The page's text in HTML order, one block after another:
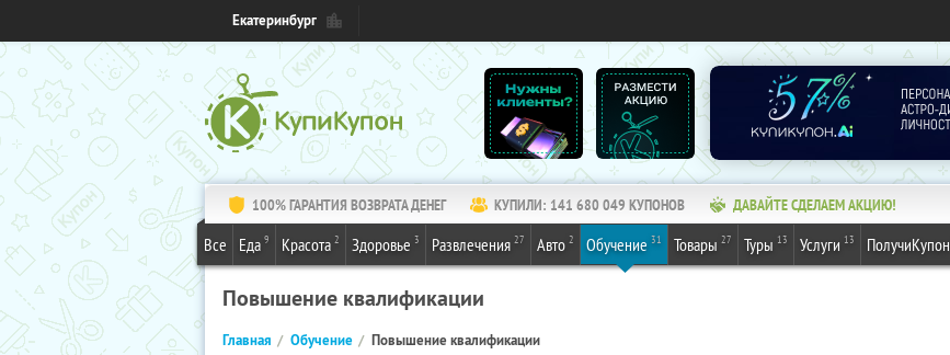
Екатеринбург
100% ГАРАНТИЯ ВОЗВРАТА ДЕНЕГ КУПИЛИ: 141 680 049 КУПОНОВ ДАВАЙТЕ СДЕЛАЕМ АКЦИЮ!
Все Еда 9 Красота 2 Здоровье 3 Развлечения 27 Авто 2 Обучение 31 Товары 27 Туры 13 Услуги 13 ПолучиКупон
Повышение квалификации
Главная Обучение Повышение квалификации